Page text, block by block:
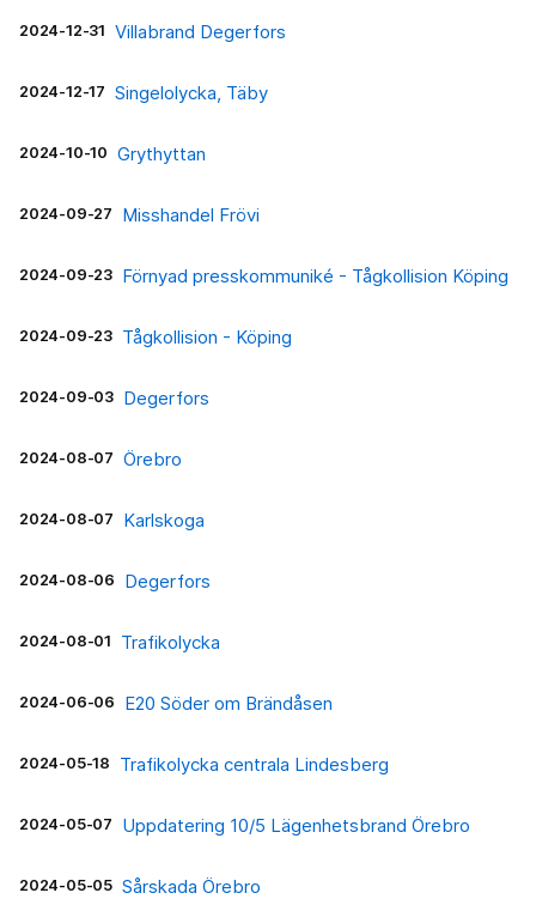
2024-12-31 Villabrand Degerfors
2024-12-17 Singelolycka, Täby
2024-10-10 Grythyttan
2024-09-27 Misshandel Frövi
2024-09-23 Förnyad presskommuniké - Tågkollision Köping
2024-09-23 Tågkollision - Köping
2024-09-03 Degerfors
2024-08-07 Örebro
2024-08-07 Karlskoga
2024-08-06 Degerfors
2024-08-01 Trafikolycka
2024-06-06 E20 Söder om Brändåsen
2024-05-18 Trafikolycka centrala Lindesberg
2024-05-07 Uppdatering 10/5 Lägenhetsbrand Örebro
2024-05-05 Sårskada Örebro